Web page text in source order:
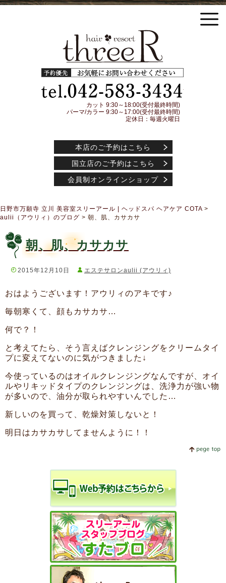
カット 9:30～18:00(受付最終時間)
パーマ/カラー 9:30～17:00(受付最終時間)
定休日：毎週火曜日
本店のご予約はこちら
国立店のご予約はこちら
会員制オンラインショップ
日野市万願寺 立川 美容室スリーアール | ヘッドスパ ヘアケア COTA >
aulii（アウリィ）のブログ > 朝、肌、カサカサ
朝、肌、カサカサ
2015年12月10日 エステサロンaulii (アウリィ)
おはようございます！アウリィのアキです♪
毎朝寒くて、顔もカサカサ…
何で？！
と考えてたら、そう言えばクレンジングをクリームタイ
プに変えてないのに気がつきました↓
今使っているのはオイルクレンジングなんですが、オイ
ルやリキッドタイプのクレンジングは、洗浄力が強い物
が多いので、油分が取られやすいんでした…
新しいのを買って、乾燥対策しないと！
明日はカサカサしてませんように！！